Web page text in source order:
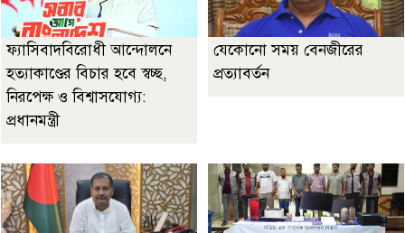
ফ্যাসিবাদবিরোধী আন্দোলনে
হত্যাকাণ্ডের বিচার হবে স্বচ্ছ,
নিরপেক্ষ ও বিশ্বাসযোগ্য:
প্রধানমন্ত্রী
যেকোনো সময় বেনজীরের
প্রত্যাবর্তন